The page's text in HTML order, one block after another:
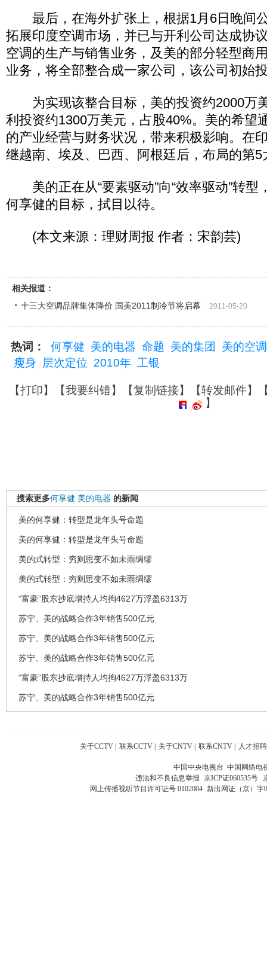
最后，在海外扩张上，根据1月6日晚间
拓展印度空调市场，并已与开利公司达成协
空调的生产与销售业务，及美的部分轻型商
业务，将全部整合成一家公司，该公司初始
为实现该整合目标，美的投资约2000万
利投资约1300万美元，占股40%。美的希望
的产业经营与财务状况，带来积极影响。在
继越南、埃及、巴西、阿根廷后，布局的第
美的正在从“要素驱动”向“效率驱动”转型
何享健的目标，拭目以待。
(本文来源：理财周报 作者：宋韵芸)
相关报道：
十三大空调品牌集体降价 国美2011制冷节将启幕
2011-05-20
热词： 何享健 美的电器 命题 美的集团
美的空调
瘦身
层次定位 2010年 工银
【打印】【我要纠错】【复制链接】【转发邮件】
】
搜索更多何享健 美的电器 的新闻
美的何享健：转型是龙年头号命题
美的何享健：转型是龙年头号命题
美的式转型：穷则思变不如未雨绸缪
美的式转型：穷则思变不如未雨绸缪
“富豪”股东抄底增持人均掏4627万浮盈6313万
苏宁、美的战略合作3年销售500亿元
苏宁、美的战略合作3年销售500亿元
苏宁、美的战略合作3年销售500亿元
“富豪”股东抄底增持人均掏4627万浮盈6313万
苏宁、美的战略合作3年销售500亿元
关于CCTV | 联系CCTV | 关于CNTV | 联系CNTV | 人才招聘
中国中央电视台 中国网络电
违法和不良信息举报 京ICP证060535号
网上传播视听节目许可证号 0102004 新出网证（京）